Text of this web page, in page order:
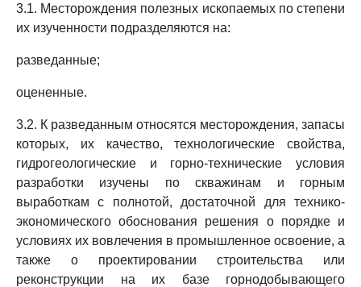
3.1. Месторождения полезных ископаемых по степени
их изученности подразделяются на:
разведанные;
оцененные.
3.2. К разведанным относятся месторождения, запасы
которых, их качество, технологические свойства,
гидрогеологические и горно-технические условия
разработки изучены по скважинам и горным
выработкам с полнотой, достаточной для технико-
экономического обоснования решения о порядке и
условиях их вовлечения в промышленное освоение, а
также о проектировании строительства или
реконструкции на их базе горнодобывающего